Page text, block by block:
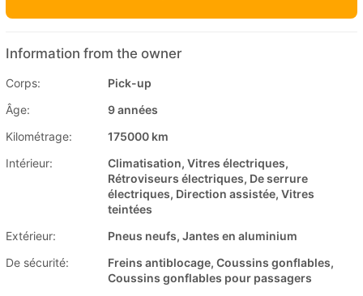
Information from the owner
Corps:
Pick-up
Âge:
9 années
Kilométrage:
175000 km
Intérieur:
Climatisation, Vitres électriques,
Rétroviseurs électriques, De serrure
électriques, Direction assistée, Vitres
teintées
Extérieur:
Pneus neufs, Jantes en aluminium
De sécurité:
Freins antiblocage, Coussins gonflables,
Coussins gonflables pour passagers